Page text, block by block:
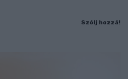
Szólj hozzá!